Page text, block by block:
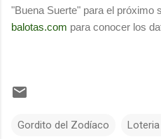
"Buena Suerte" para el próximo
balotas.com para conocer los
Gordito del Zodíaco